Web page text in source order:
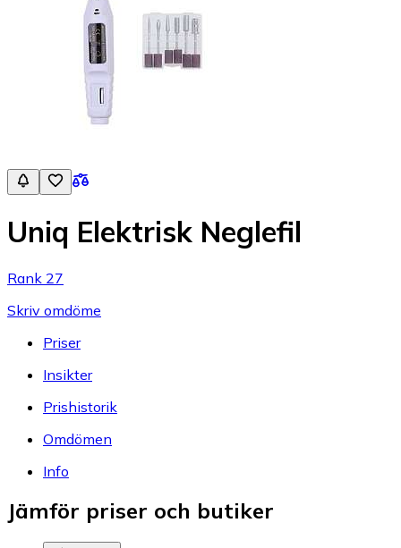
Uniq Elektrisk Neglefil
Rank 27
Skriv omdöme
Priser
Insikter
Prishistorik
Omdömen
Info
Jämför priser och butiker